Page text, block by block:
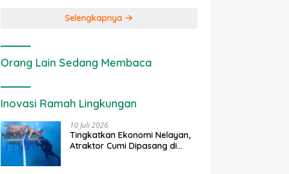
Selengkapnya
Orang Lain Sedang Membaca
Inovasi Ramah Lingkungan
10 Juli 2026
Tingkatkan Ekonomi Nelayan,
Atraktor Cumi Dipasang di